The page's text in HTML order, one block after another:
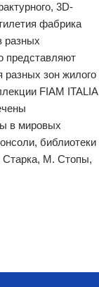
3D-
фабрика
разных
представляют
разных зон жилого
FIAM ITALIA
в мировых
библиотеки
Старка, М. Стопы,